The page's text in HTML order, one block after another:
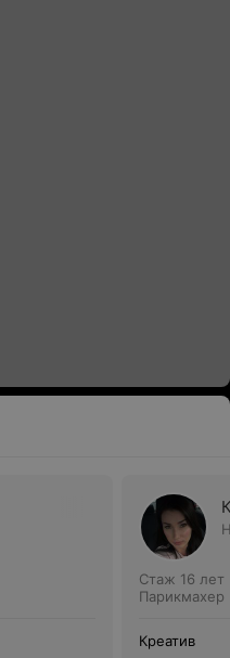
Стаж 16 лет
Парикмахер
Креатив